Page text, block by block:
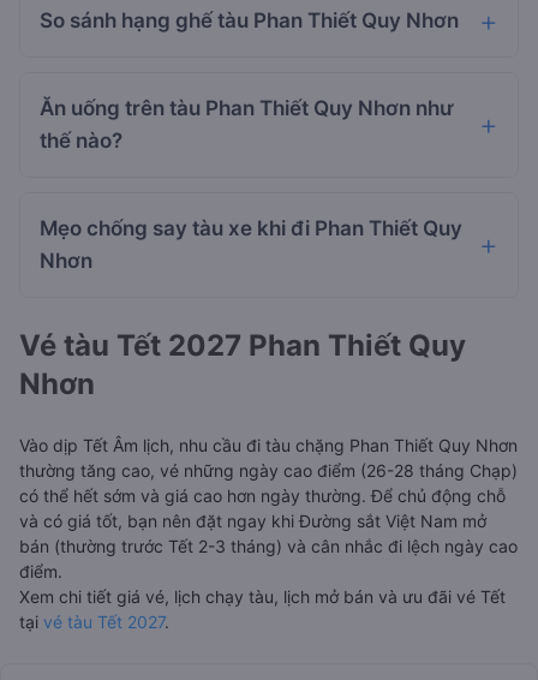
So sánh hạng ghế tàu Phan Thiết Quy Nhơn
Ăn uống trên tàu Phan Thiết Quy Nhơn như
thế nào?
Mẹo chống say tàu xe khi đi Phan Thiết Quy
Nhơn
Vé tàu Tết 2027 Phan Thiết Quy
Nhơn
Vào dịp Tết Âm lịch, nhu cầu đi tàu chặng Phan Thiết Quy Nhơn
thường tăng cao, vé những ngày cao điểm (26-28 tháng Chạp)
có thể hết sớm và giá cao hơn ngày thường. Để chủ động chỗ
và có giá tốt, bạn nên đặt ngay khi Đường sắt Việt Nam mở
bán (thường trước Tết 2-3 tháng) và cân nhắc đi lệch ngày cao
điểm.
Xem chi tiết giá vé, lịch chạy tàu, lịch mở bán và ưu đãi vé Tết
tại vé tàu Tết 2027.